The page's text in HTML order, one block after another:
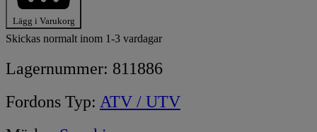
Lägg i Varukorg
Skickas normalt inom 1-3 vardagar
Lagernummer: 811886
Fordons Typ: ATV / UTV